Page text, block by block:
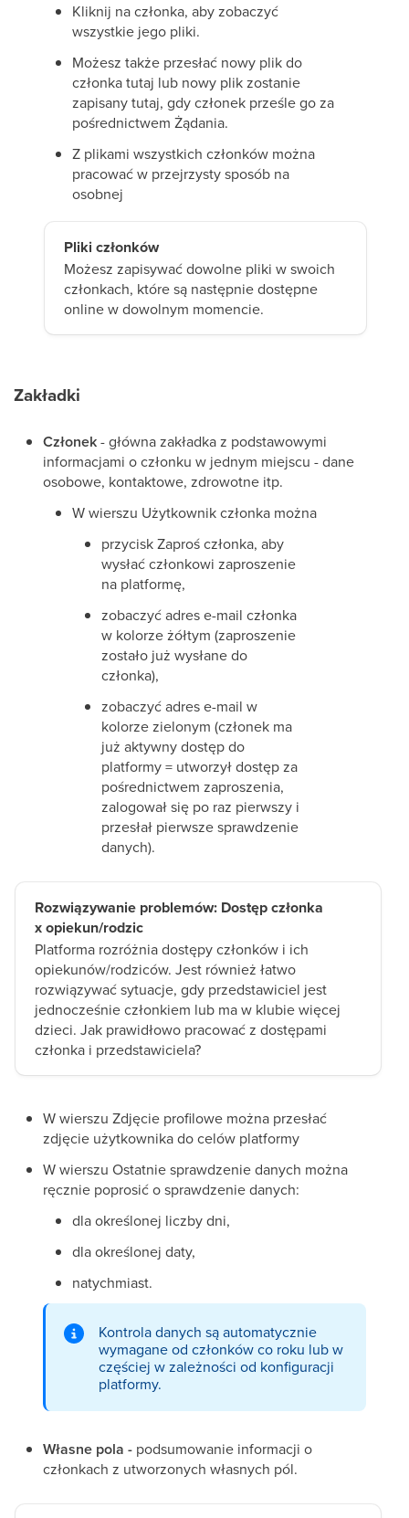
Kliknij na członka, aby zobaczyć
wszystkie jego pliki.
Możesz także przesłać nowy plik do
członka tutaj lub nowy plik zostanie
zapisany tutaj, gdy członek prześle go za
pośrednictwem Żądania.
Z plikami wszystkich członków można
pracować w przejrzysty sposób na
osobnej
Pliki członków
Możesz zapisywać dowolne pliki w swoich
członkach, które są następnie dostępne
online w dowolnym momencie.
Zakładki
Członek- główna zakładka z podstawowymi
informacjami o członku w jednym miejscu - dane
osobowe, kontaktowe, zdrowotne itp.
W wierszu Użytkownik członka można
przycisk Zaproś członka, aby
wysłać członkowi zaproszenie
na platformę,
zobaczyć adres e-mail członka
w kolorze żółtym (zaproszenie
zostało już wysłane do
członka),
zobaczyć adres e-mail w
kolorze zielonym (członek ma
już aktywny dostęp do
platformy = utworzył dostęp za
pośrednictwem zaproszenia,
zalogował się po raz pierwszy i
przesłał pierwsze sprawdzenie
danych).
Rozwiązywanie problemów: Dostęp członka
x opiekun/rodzic
Platforma rozróżnia dostępy członków i ich
opiekunów/rodziców. Jest również łatwo
rozwiązywać sytuacje, gdy przedstawiciel jest
jednocześnie członkiem lub ma w klubie więcej
dzieci. Jak prawidłowo pracować z dostępami
członka i przedstawiciela?
W wierszu Zdjęcie profilowe można przesłać
zdjęcie użytkownika do celów platformy
W wierszu Ostatnie sprawdzenie danych można
ręcznie poprosić o sprawdzenie danych:
dla określonej liczby dni,
dla określonej daty,
natychmiast.
Kontrola danych są automatycznie
wymagane od członków co roku lub w
częściej w zależności od konfiguracji
platformy.
Własne pola - podsumowanie informacji o
członkach z utworzonych własnych pól.